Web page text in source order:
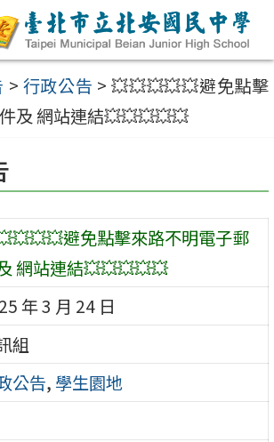
> 行政公告 > 💥💥💥💥💥避免點擊
及 網站連結💥💥💥💥💥
避免點擊來路不明電子郵
網站連結💥💥💥💥💥
年 3 月 24 日
組
公告, 學生園地